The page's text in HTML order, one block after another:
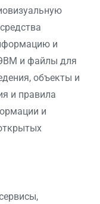
и
и файлы для
объекты и
и правила
и